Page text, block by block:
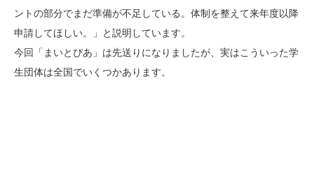
ントの部分でまだ準備が不足している。体制を整えて来年度以降
申請してほしい。」と説明しています。
今回「まいとぴあ」は先送りになりましたが、実はこういった学
生団体は全国でいくつかあります。